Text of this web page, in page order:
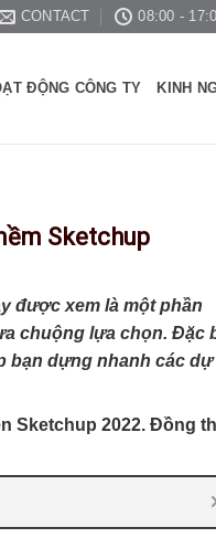
CONTACT 08:00 -
ĐỘNG CÔNG TY KINH
Sketchup
được xem là một phần
chuộng lựa chọn. Đặc
bạn dựng nhanh các dự
Sketchup 2022. Đồng